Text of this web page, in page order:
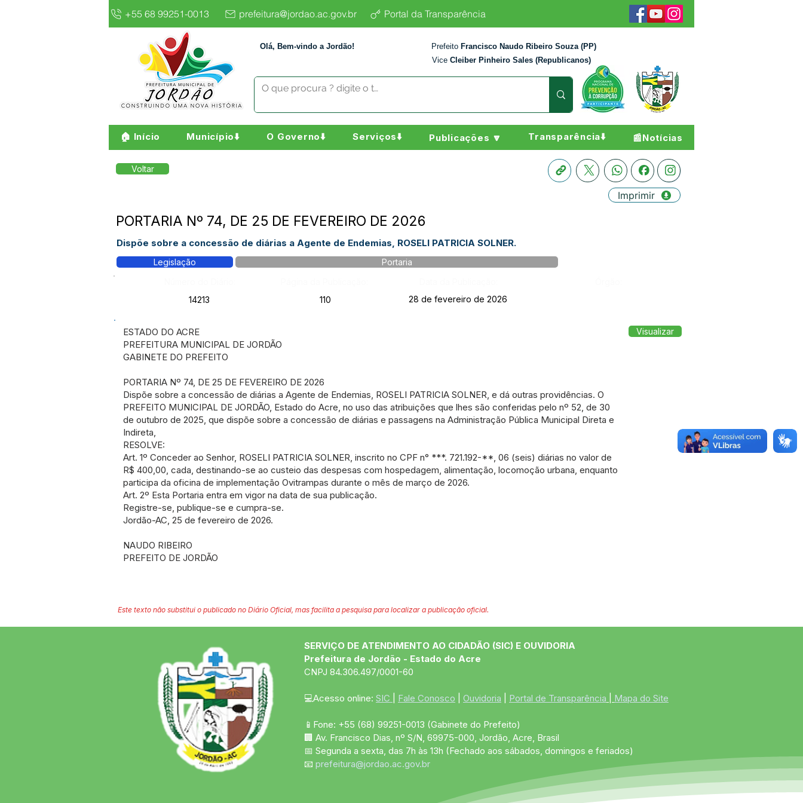
+55 68 99251-0013 prefeitura@jordao.ac.gov.br Portal da Transparência
Olá, Bem-vindo a Jordão! Prefeito Francisco Naudo Ribeiro Souza (PP)
Vice Cleiber Pinheiro Sales (Republicanos)
🏠 Início Município⬇️ O Governo⬇️ Serviços⬇️ Publicações 🔽 Transparência⬇️ 📰Notícias
Voltar
Imprimir
PORTARIA Nº 74, DE 25 DE FEVEREIRO DE 2026
Dispõe sobre a concessão de diárias a Agente de Endemias, ROSELI PATRICIA SOLNER.
Legislação
Portaria
14213
110 28 de fevereiro de 2026
ESTADO DO ACRE
PREFEITURA MUNICIPAL DE JORDÃO
GABINETE DO PREFEITO
PORTARIA Nº 74, DE 25 DE FEVEREIRO DE 2026
Dispõe sobre a concessão de diárias a Agente de Endemias, ROSELI PATRICIA SOLNER, e dá outras providências. O
PREFEITO MUNICIPAL DE JORDÃO, Estado do Acre, no uso das atribuições que lhes são conferidas pelo nº 52, de 30
de outubro de 2025, que dispõe sobre a concessão de diárias e passagens na Administração Pública Municipal Direta e
Indireta,
RESOLVE:
Art. 1º Conceder ao Senhor, ROSELI PATRICIA SOLNER, inscrito no CPF n° ***. 721.192-**, 06 (seis) diárias no valor de
R$ 400,00, cada, destinando-se ao custeio das despesas com hospedagem, alimentação, locomoção urbana, enquanto
participa da oficina de implementação Ovitrampas durante o mês de março de 2026.
Art. 2º Esta Portaria entra em vigor na data de sua publicação.
Registre-se, publique-se e cumpra-se.
Jordão-AC, 25 de fevereiro de 2026.
NAUDO RIBEIRO
PREFEITO DE JORDÃO
Visualizar
Este texto não substitui o publicado no Diário Oficial, mas facilita a pesquisa para localizar a publicação oficial.
SERVIÇO DE ATENDIMENTO AO CIDADÃO (SIC) E OUVIDORIA
Prefeitura de Jordão - Estado do Acre
CNPJ 84.306.497/0001-60
💻Acesso online: SIC Fale Conosco Ouvidoria Portal de Transparência Mapa do Site
📱Fone: +55 (68) 99251-0013 (Gabinete do Prefeito)
🏢 Av. Francisco Dias, nº S/N, 69975-000, Jordão, Acre, Brasil
📅 Segunda a sexta, das 7h às 13h (Fechado aos sábados, domingos e feriados)
📧 prefeitura@jordao.ac.gov.br